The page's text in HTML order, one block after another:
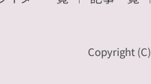
Copyright (C)